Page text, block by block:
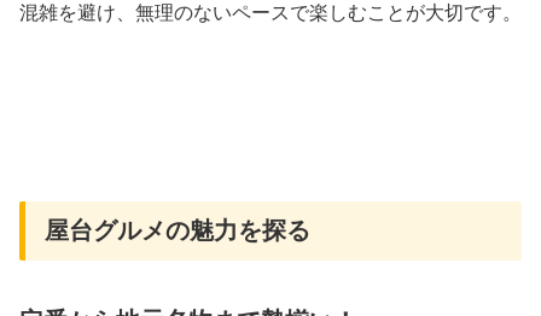
混雑を避け、無理のないペースで楽しむことが大切です。
屋台グルメの魅力を探る